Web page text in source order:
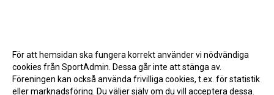
För att hemsidan ska fungera korrekt använder vi nödvändiga
cookies från SportAdmin. Dessa går inte att stänga av.
Föreningen kan också använda frivilliga cookies, t.ex. för statistik
eller marknadsföring. Du väljer själv om du vill acceptera dessa.